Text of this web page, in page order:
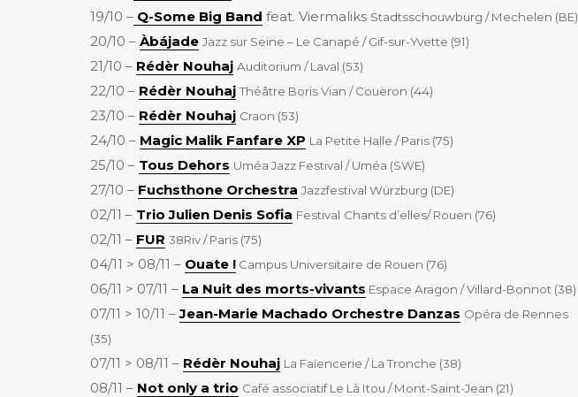
19/10 – Q-Some Big Band feat. Viermaliks Stadtsschouwburg / Mechelen (BE)
20/10 – Àbájade Jazz sur Seine – Le Canapé / Gif-sur-Yvette (91)
21/10 – Rédèr Nouhaj Auditorium / Laval (53)
22/10 – Rédèr Nouhaj Théâtre Boris Vian / Couëron (44)
23/10 – Rédèr Nouhaj Craon (53)
24/10 – Magic Malik Fanfare XP La Petite Halle / Paris (75)
25/10 – Tous Dehors Uméa Jazz Festival / Uméa (SWE)
27/10 – Fuchsthone Orchestra Jazzfestival Würzburg (DE)
02/11 – Trio Julien Denis Sofia Festival Chants d’elles/Rouen (76)
02/11 – FUR 38Riv / Paris (75)
04/11 > 08/11 – Ouate ! Campus Universitaire de Rouen (76)
06/11 > 07/11 – La Nuit des morts-vivants Espace Aragon / Villard-Bonnot (38)
07/11 > 10/11 –Jean-Marie Machado Orchestre Danzas Opéra de Rennes
(35)
07/11 > 08/11 – Rédèr Nouhaj La Faïencerie / La Tronche (38)
08/11 – Not only a trio Café associatif Le Là Itou / Mont-Saint-Jean (21)